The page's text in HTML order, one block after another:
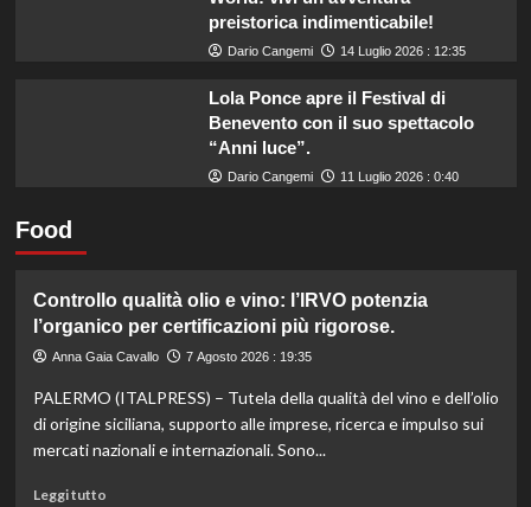
preistorica indimenticabile!
Dario Cangemi 14 Luglio 2026 : 12:35
Lola Ponce apre il Festival di
Benevento con il suo spettacolo
“Anni luce”.
Dario Cangemi 11 Luglio 2026 : 0:40
Food
Controllo qualità olio e vino: l’IRVO potenzia
l’organico per certificazioni più rigorose.
Anna Gaia Cavallo 7 Agosto 2026 : 19:35
PALERMO (ITALPRESS) – Tutela della qualità del vino e dell’olio
di origine siciliana, supporto alle imprese, ricerca e impulso sui
mercati nazionali e internazionali. Sono...
Leggi tuttoLeggi